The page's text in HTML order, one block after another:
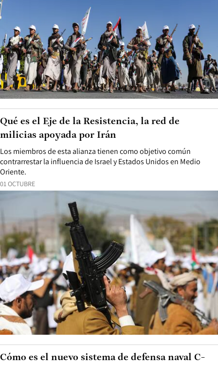
01 OCTUBRE
Los miembros de esta alianza tienen como objetivo común
contrarrestar la influencia de Israel y Estados Unidos en Medio
Oriente.
Qué es el Eje de la Resistencia, la red de
milicias apoyada por Irán
Cómo es el nuevo sistema de defensa naval C-